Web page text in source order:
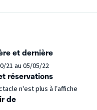
et dernière
21 au 05/05/22
réservations
n'est plus à l’affiche
de